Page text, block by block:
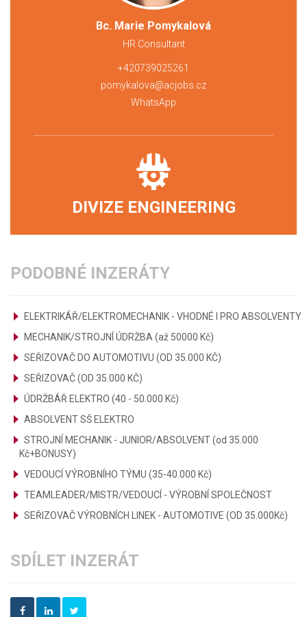
Bc. Marie Pomykalová
HR Consultant
+420739025261
pomykalova@acjobs.cz
WhatsApp
DIVIZE ENGINEERING
PODOBNÉ INZERÁTY
ELEKTRIKÁŘ/ELEKTROMECHANIK - VHODNÉ I PRO ABSOLVENTY
MECHANIK/STROJNÍ ÚDRŽBA (až 50000 Kč)
SEŘIZOVAČ DO AUTOMOTIVU (OD 35.000 KČ)
SEŘIZOVAČ (OD 35.000 KČ)
ÚDRŽBÁŘ ELEKTRO (40 - 50.000 Kč)
ABSOLVENT SŠ ELEKTRO
STROJNÍ MECHANIK - JUNIOR/ABSOLVENT (od 35.000
Kč+BONUSY)
VEDOUCÍ VÝROBNÍHO TÝMU (35-40.000 Kč)
TEAMLEADER/MISTR/VEDOUCÍ - VÝROBNÍ SPOLEČNOST
SEŘIZOVAČ VÝROBNÍCH LINEK - AUTOMOTIVE (OD 35.000Kč)
SDÍLET INZERÁT